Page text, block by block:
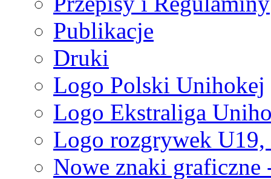
Publikacje
Druki
Logo Polski Unihokej
Logo Ekstraliga
Logo rozgrywek
Nowe znaki graficzne